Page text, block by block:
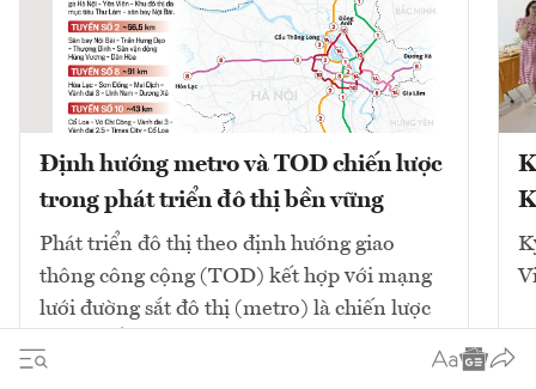
Định hướng metro và TOD chiến lược
trong phát triển đô thị bền vững
Phát triển đô thị theo định hướng giao
thông công cộng (TOD) kết hợp với mạng
lưới đường sắt đô thị (metro) là chiến lược
không gian. Mô hình này tập...